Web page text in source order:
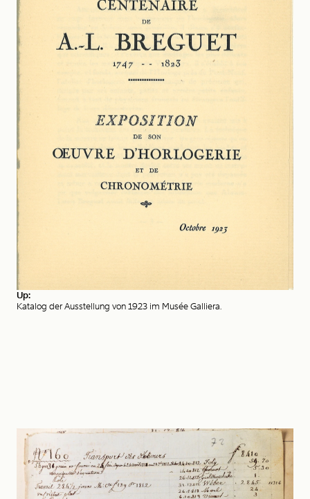
Up:
Katalog der Ausstellung von 1923 im Musée Galliera.